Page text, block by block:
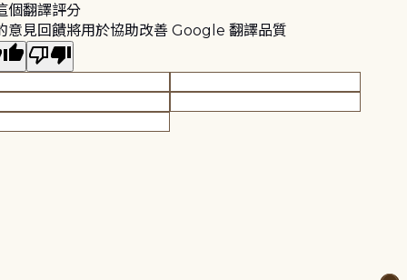
個翻譯評分
意見回饋將用於協助改善 Google 翻譯品質